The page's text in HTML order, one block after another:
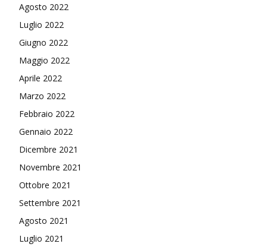
Agosto 2022
Luglio 2022
Giugno 2022
Maggio 2022
Aprile 2022
Marzo 2022
Febbraio 2022
Gennaio 2022
Dicembre 2021
Novembre 2021
Ottobre 2021
Settembre 2021
Agosto 2021
Luglio 2021